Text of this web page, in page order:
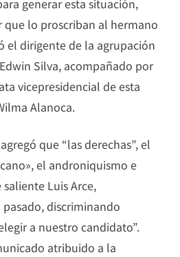
generar esta situación,
que lo proscriban al hermano
el dirigente de la agrupación
Silva, acompañado por
vicepresidencial de esta
Alanoca.
que “las derechas”, el
el androniquismo e
Luis Arce,
discriminando
a nuestro candidato”.
atribuido a la